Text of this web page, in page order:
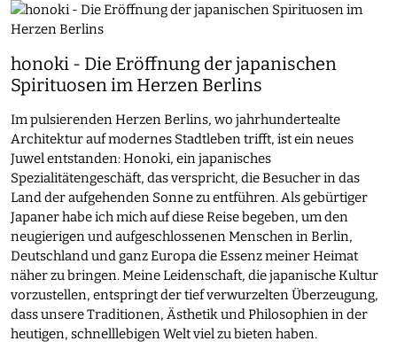
honoki - Die Eröffnung der japanischen
Spirituosen im Herzen Berlins
Im pulsierenden Herzen Berlins, wo jahrhundertealte
Architektur auf modernes Stadtleben trifft, ist ein neues
Juwel entstanden: Honoki, ein japanisches
Spezialitätengeschäft, das verspricht, die Besucher in das
Land der aufgehenden Sonne zu entführen. Als gebürtiger
Japaner habe ich mich auf diese Reise begeben, um den
neugierigen und aufgeschlossenen Menschen in Berlin,
Deutschland und ganz Europa die Essenz meiner Heimat
näher zu bringen. Meine Leidenschaft, die japanische Kultur
vorzustellen, entspringt der tief verwurzelten Überzeugung,
dass unsere Traditionen, Ästhetik und Philosophien in der
heutigen, schnelllebigen Welt viel zu bieten haben.